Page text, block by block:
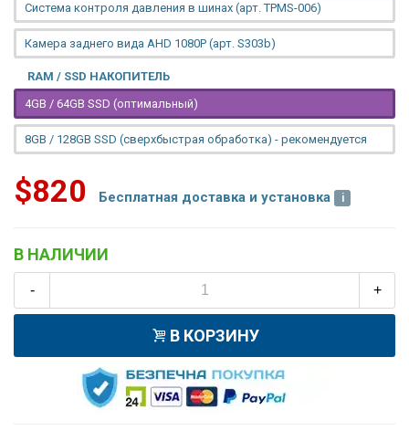
Система контроля давления в шинах (арт. TPMS-006)
Камера заднего вида AHD 1080P (арт. S303b)
RAM / SSD НАКОПИТЕЛЬ
4GB / 64GB SSD (оптимальный)
8GB / 128GB SSD (сверхбыстрая обработка) - рекомендуется
$820 Бесплатная доставка и установка
В НАЛИЧИИ
- +
В КОРЗИНУ